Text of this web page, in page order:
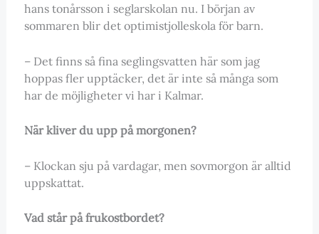
hans tonårsson i seglarskolan nu. I början av
sommaren blir det optimistjolleskola för barn.
– Det finns så fina seglingsvatten här som jag
hoppas fler upptäcker, det är inte så många som
har de möjligheter vi har i Kalmar.
När kliver du upp på morgonen?
– Klockan sju på vardagar, men sovmorgon är alltid
uppskattat.
Vad står på frukostbordet?